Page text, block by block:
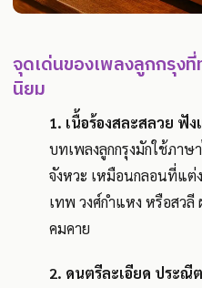
จุดเด่นของเพลงลูกกรุง
นิยม
1. เนื้อร้องสละสลวย ฟัง
บทเพลงลูกกรุงมักใช้ภา
จังหวะ เหมือนกลอนที่แต่
เทพ วงศ์กำแหง หรือสวลี
คมคาย
2. ดนตรีละเอียด ประณี